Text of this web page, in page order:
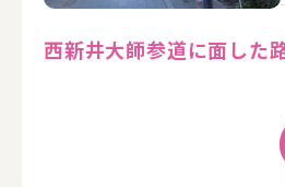
西新井大師参道に面した